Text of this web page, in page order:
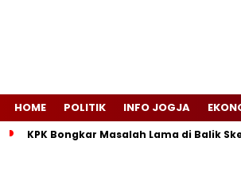
HOME POLITIK INFO JOGJA
KPK Bongkar Masalah Lama di Balik